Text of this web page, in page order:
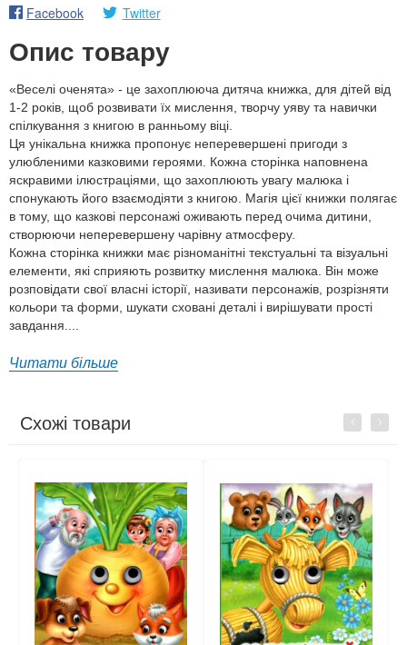
Facebook Twitter
Опис товару
«Веселі оченята» - це захоплююча дитяча книжка, для дітей від
1-2 років, щоб розвивати їх мислення, творчу уяву та навички
спілкування з книгою в ранньому віці.
Ця унікальна книжка пропонує неперевершені пригоди з
улюбленими казковими героями. Кожна сторінка наповнена
яскравими ілюстраціями, що захоплюють увагу малюка і
спонукають його взаємодіяти з книгою. Магія цієї книжки полягає
в тому, що казкові персонажі оживають перед очима дитини,
створюючи неперевершену чарівну атмосферу.
Кожна сторінка книжки має різноманітні текстуальні та візуальні
елементи, які сприяють розвитку мислення малюка. Він може
розповідати свої власні історії, називати персонажів, розрізняти
кольори та форми, шукати сховані деталі і вирішувати прості
завдання....
Читати більше
Схожі товари Previous
Next